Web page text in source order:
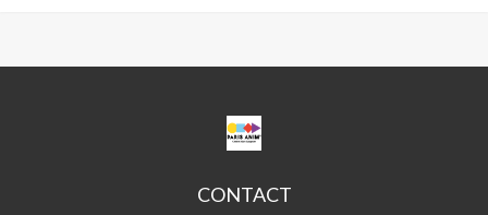
CPA
MARC
CONTACT